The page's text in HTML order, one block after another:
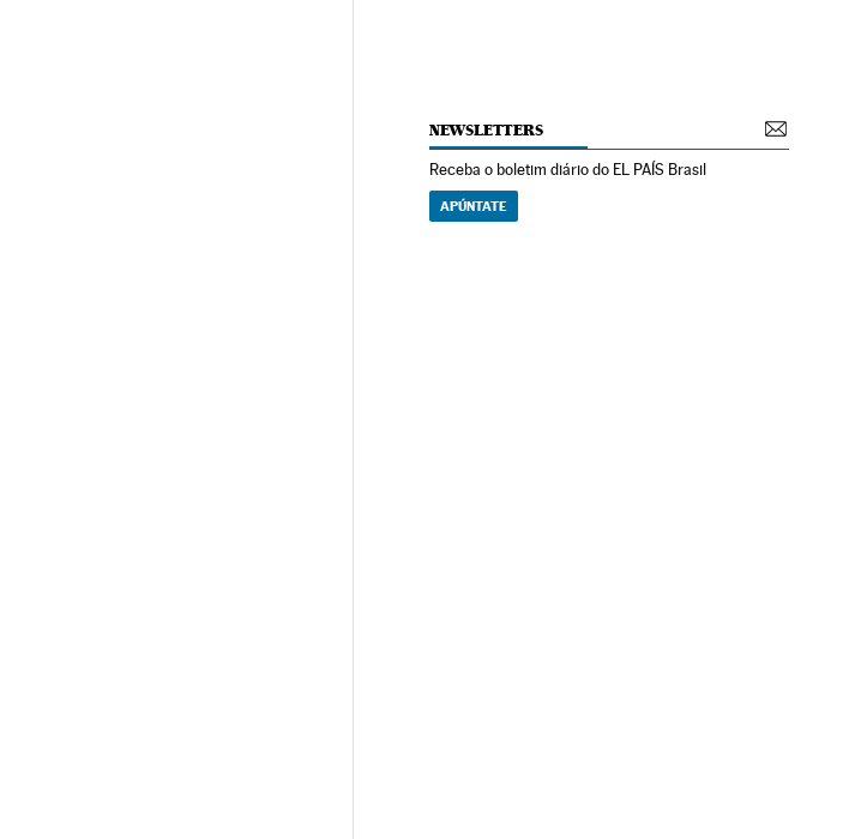
NEWSLETTERS
Receba o boletim diário do EL PAÍS Brasil
APÚNTATE